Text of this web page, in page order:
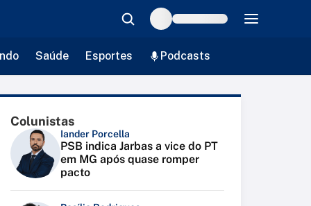
Saúde Esportes Podcasts
Colunistas
Iander Porcella
PSB indica Jarbas a vice do PT
em MG após quase romper
pacto